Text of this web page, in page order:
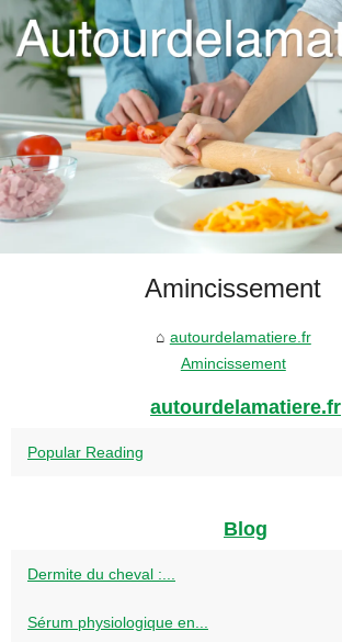
Amincissement
autourdelamatiere.fr
Amincissement
autourdelamatiere.fr
Popular Reading
Blog
Dermite du cheval :...
Sérum physiologique en...